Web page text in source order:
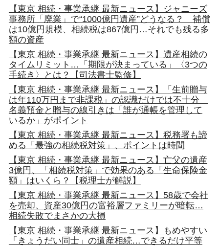
【東京 相続・事業承継 最新ニュース】ジャニーズ
事務所「廃業」で“1000億円遺産”どうなる？ 補償
は10億円規模、相続税は867億円…それでも残る多
額の資産
【東京 相続・事業承継 最新ニュース】遺産相続の
タイムリミット…「期限が決まっている」〈3つの
手続き〉とは？【司法書士監修】
【東京 相続・事業承継 最新ニュース】「生前贈与
は年110万円まで非課税」の認識だけでは不十分
名義預金と贈与の線引きは「誰が通帳を管理して
いるか」がポイント
【東京 相続・事業承継 最新ニュース】税務署も諦
める「最強の相続税対策」、ポイントは時間
【東京 相続・事業承継 最新ニュース】亡父の遺産
3億円、「相続税対策」で効果のある「生命保険金
額」はいくら？【税理士が解説】
【東京 相続・事業承継 最新ニュース】58歳で会社
を売却、資産30億円の富裕層ファミリーが暗転…
相続失敗でまさかの大損
【東京 相続・事業承継 最新ニュース】もめやすい
「きょうだい同士」の遺産相続…できるだけ平等